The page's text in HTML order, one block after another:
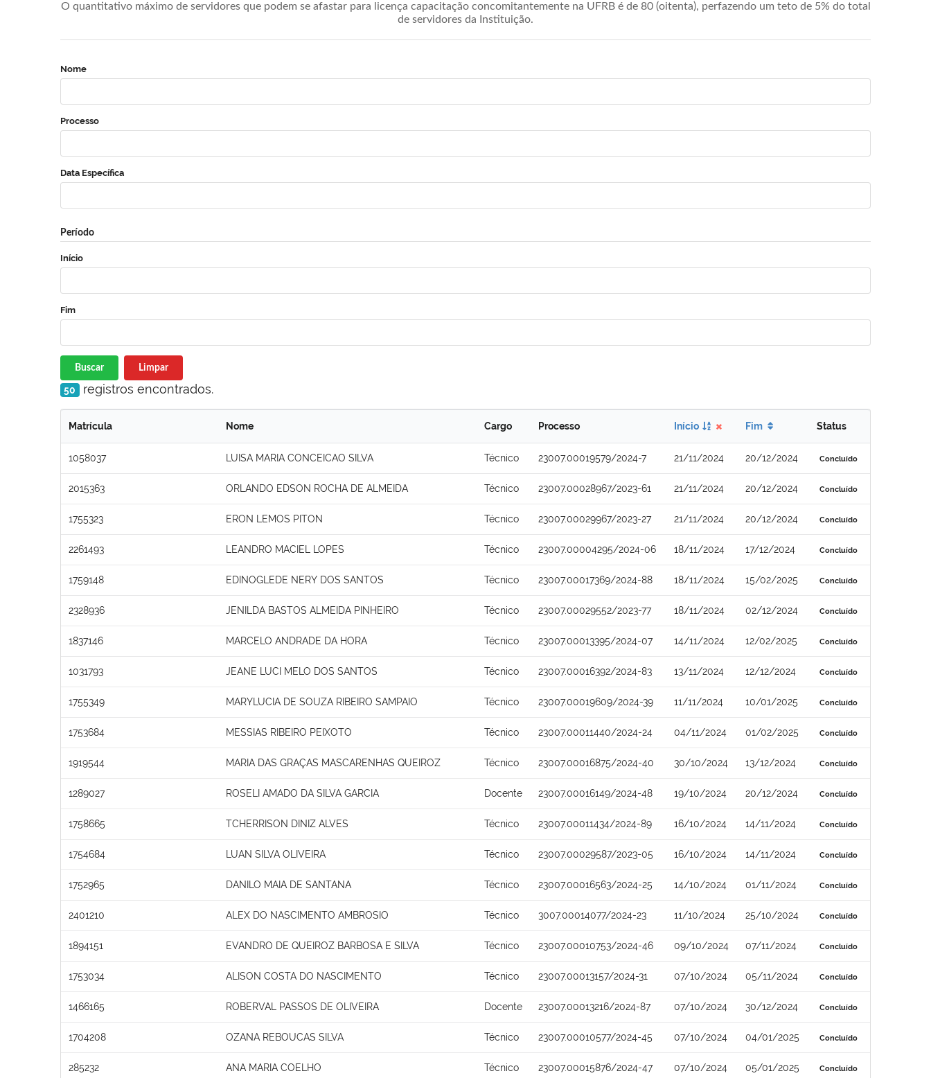
O quantitativo máximo de servidores que podem se afastar para licença capacitação concomitantemente na UFRB é de 80 (oitenta), perfazendo um teto de 5% do total
de servidores da Instituição.
Nome
Processo
Data Específica
Período
Início
Fim
Buscar Limpar
50 registros encontrados.
Matrícula Nome Cargo Processo Início Fim Status
1058037 LUISA MARIA CONCEICAO SILVA Técnico 23007.00019579/2024-7 21/11/2024 20/12/2024 Concluído
2015363 ORLANDO EDSON ROCHA DE ALMEIDA Técnico 23007.00028967/2023-61 21/11/2024 20/12/2024 Concluído
1755323 ERON LEMOS PITON Técnico 23007.00029967/2023-27 21/11/2024 20/12/2024 Concluído
2261493 LEANDRO MACIEL LOPES Técnico 23007.00004295/2024-06 18/11/2024 17/12/2024 Concluído
1759148 EDINOGLEDE NERY DOS SANTOS Técnico 23007.00017369/2024-88 18/11/2024 15/02/2025 Concluído
2328936 JENILDA BASTOS ALMEIDA PINHEIRO Técnico 23007.00029552/2023-77 18/11/2024 02/12/2024 Concluído
1837146 MARCELO ANDRADE DA HORA Técnico 23007.00013395/2024-07 14/11/2024 12/02/2025 Concluído
1031793 JEANE LUCI MELO DOS SANTOS Técnico 23007.00016392/2024-83 13/11/2024 12/12/2024 Concluído
1755349 MARYLUCIA DE SOUZA RIBEIRO SAMPAIO Técnico 23007.00019609/2024-39 11/11/2024 10/01/2025 Concluído
1753684 MESSIAS RIBEIRO PEIXOTO Técnico 23007.00011440/2024-24 04/11/2024 01/02/2025 Concluído
1919544 MARIA DAS GRAÇAS MASCARENHAS QUEIROZ Técnico 23007.00016875/2024-40 30/10/2024 13/12/2024 Concluído
1289027 ROSELI AMADO DA SILVA GARCIA Docente 23007.00016149/2024-48 19/10/2024 20/12/2024 Concluído
1758665 TCHERRISON DINIZ ALVES Técnico 23007.00011434/2024-89 16/10/2024 14/11/2024 Concluído
1754684 LUAN SILVA OLIVEIRA Técnico 23007.00029587/2023-05 16/10/2024 14/11/2024 Concluído
1752965 DANILO MAIA DE SANTANA Técnico 23007.00016563/2024-25 14/10/2024 01/11/2024 Concluído
2401210 ALEX DO NASCIMENTO AMBROSIO Técnico 3007.00014077/2024-23 11/10/2024 25/10/2024 Concluído
1894151 EVANDRO DE QUEIROZ BARBOSA E SILVA Técnico 23007.00010753/2024-46 09/10/2024 07/11/2024 Concluído
1753034 ALISON COSTA DO NASCIMENTO Técnico 23007.00013157/2024-31 07/10/2024 05/11/2024 Concluído
1466165 ROBERVAL PASSOS DE OLIVEIRA Docente 23007.00013216/2024-87 07/10/2024 30/12/2024 Concluído
1704208 OZANA REBOUCAS SILVA Técnico 23007.00010577/2024-45 07/10/2024 04/01/2025 Concluído
285232 ANA MARIA COELHO Técnico 23007.00015876/2024-47 07/10/2024 05/01/2025 Concluído